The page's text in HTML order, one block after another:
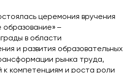
церемония вручения
–
в области
и развития образовательных
рынка труда,
к компетенциям и роста роли